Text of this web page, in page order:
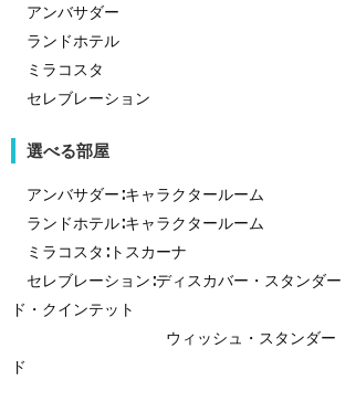
アンバサダー
ランドホテル
ミラコスタ
セレブレーション
選べる部屋
アンバサダー∶キャラクタールーム
ランドホテル∶キャラクタールーム
ミラコスタ∶トスカーナ
セレブレーション∶ディスカバー・スタンダー
ド・クインテット
ウィッシュ・スタンダー
ド